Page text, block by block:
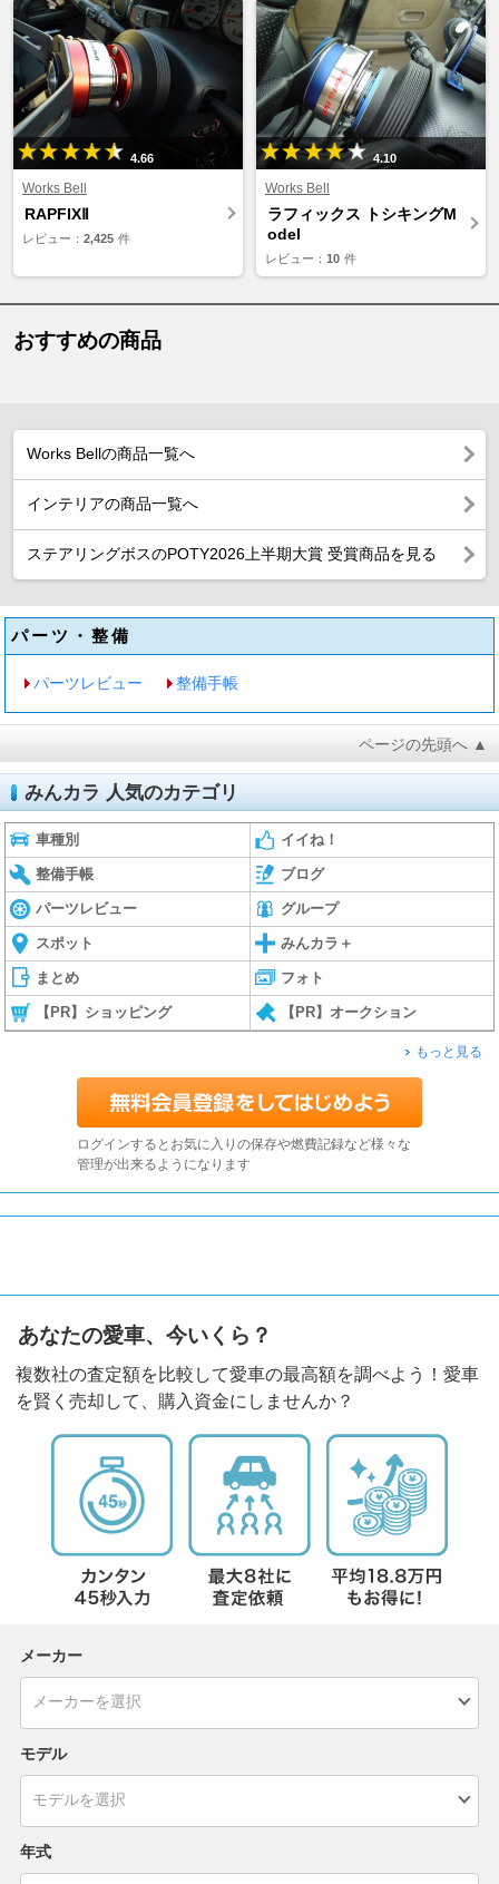
4.66
Works Bell
RAPFIXⅡ
レビュー： 2,425 件
4.10
Works Bell
ラフィックス トシキングM
odel
レビュー： 10 件
おすすめの商品
Works Bellの商品一覧へ
インテリアの商品一覧へ
ステアリングボスのPOTY2026上半期大賞 受賞商品を見る
パーツ・整備
パーツレビュー 整備手帳
ページの先頭へ ▲
みんカラ 人気のカテゴリ
車種別 イイね！
整備手帳 ブログ
パーツレビュー グループ
スポット みんカラ＋
まとめ フォト
【PR】ショッピング 【PR】オークション
もっと見る
ログインするとお気に入りの保存や燃費記録など様々な
管理が出来るようになります
あなたの愛車、今いくら？
複数社の査定額を比較して愛車の最高額を調べよう！愛車
を賢く売却して、購入資金にしませんか？
メーカー
モデル
年式